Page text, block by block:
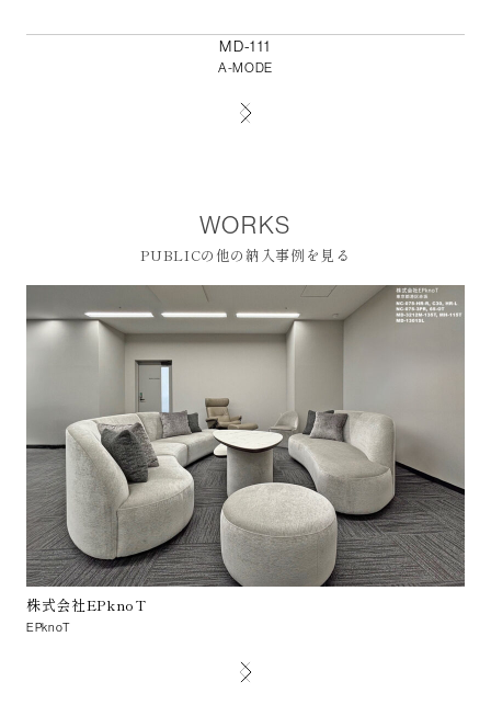
MD-111
A-MODE
WORKS
PUBLICの他の納入事例を見る
株式会社EPknoT
EPknoT